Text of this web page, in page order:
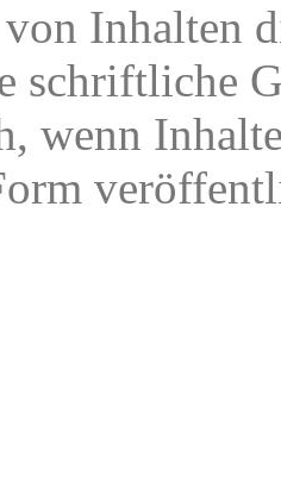
Inhalten
schriftliche
wenn